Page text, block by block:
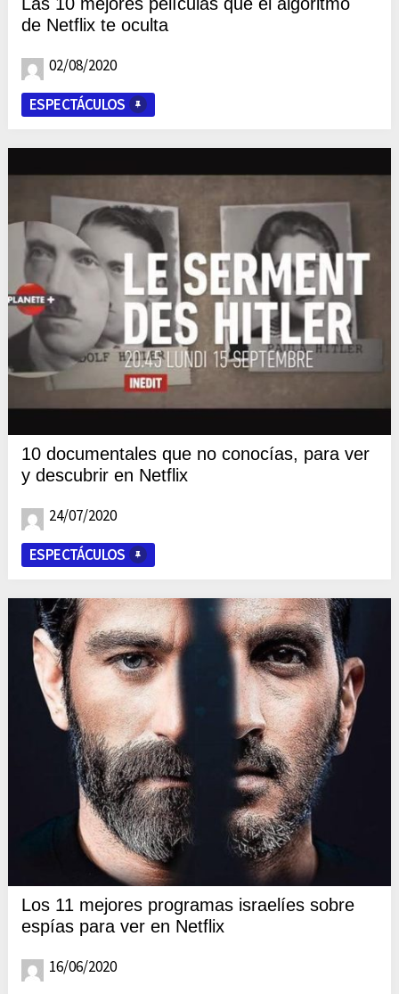
de Netflix te oculta
02/08/2020
ESPECTÁCULOS
10 documentales que no conocías, para ver
y descubrir en Netflix
24/07/2020
ESPECTÁCULOS
Los 11 mejores programas israelíes sobre
espías para ver en Netflix
16/06/2020